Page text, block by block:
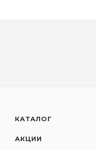
КАТАЛОГ
АКЦИИ